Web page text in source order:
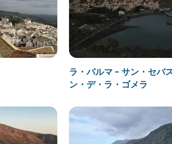
ラ・パルマ - サン・セバ
ン・デ・ラ・ゴメラ